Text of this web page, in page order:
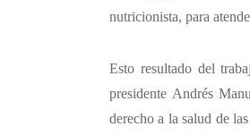
nutricionista, para
Esto resultado del
presidente Andrés
derecho a la salud de